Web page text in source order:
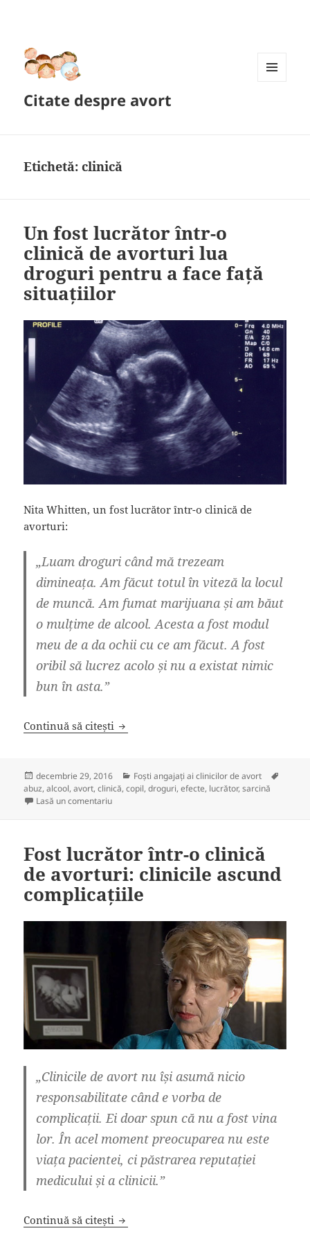
Citate despre avort
Etichetă:clinică
Un fost lucrător într-o
clinică de avorturi lua
droguri pentru a face față
situațiilor
Nita Whitten, un fost lucrător într-o clinică de
avorturi:
„Luam droguri când mă trezeam
dimineața. Am făcut totul în viteză la locul
de muncă. Am fumat marijuana și am băut
o mulțime de alcool. Acesta a fost modul
meu de a da ochii cu ce am făcut. A fost
oribil să lucrez acolo și nu a existat nimic
bun în asta.”
Continuă să citești Un fost lucrător într-o clinică de
Publicat
pe
decembrie 29, 2016 Categorii
Foşti angajați ai clinicilor de avort
abuz,alcool,avort,clinică,copil,droguri,efecte, lucrător,sarcină
Lasă un comentariula Un fost lucrător într-o clinică de avorturi lua
Fost lucrător într-o clinică
de avorturi: clinicile ascund
complicațiile
„Clinicile de avort nu își asumă nicio
responsabilitate când e vorba de
complicații. Ei doar spun că nu a fost vina
lor. În acel moment preocuparea nu este
viața pacientei, ci păstrarea reputației
medicului și a clinicii.”
Continuă să citești Fost lucrător într-o clinică de